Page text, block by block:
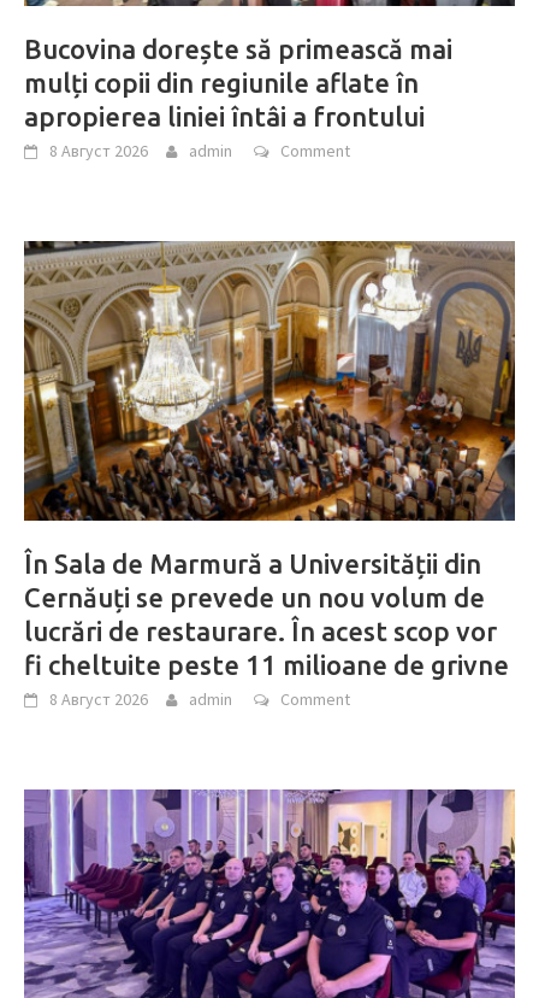
Bucovina dorește să primească mai
mulți copii din regiunile aflate în
apropierea liniei întâi a frontului
8 Август 2026 admin Comment
În Sala de Marmură a Universității din
Cernăuți se prevede un nou volum de
lucrări de restaurare. În acest scop vor
fi cheltuite peste 11 milioane de grivne
8 Август 2026 admin Comment